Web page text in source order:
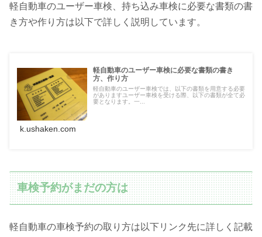
軽自動車のユーザー車検、持ち込み車検に必要な書類の書
き方や作り方は以下で詳しく説明しています。
軽自動車のユーザー車検に必要な書類の書き
方、作り方
軽自動車のユーザー車検では、以下の書類を用意する必要
がありますユーザー車検を受ける際、以下の書類が全て必
要となります。一...
k.ushaken.com
車検予約がまだの方は
軽自動車の車検予約の取り方は以下リンク先に詳しく記載